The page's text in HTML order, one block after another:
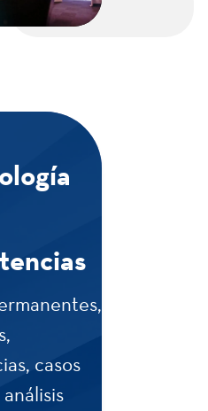
casos